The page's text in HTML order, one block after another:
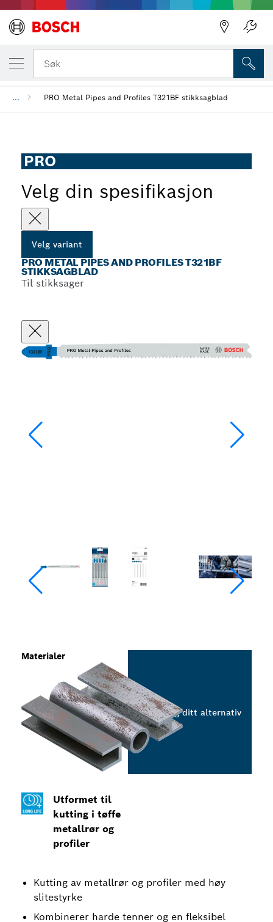
Søk
... PRO Metal Pipes and Profiles T321BF stikksagblad
PRO
Velg din spesifikasjon
Velg variant
PRO METAL PIPES AND PROFILES T321BF
STIKKSAGBLAD
Til stikksager
Utformet til
kutting i tøffe
metallrør og
profiler
Kutting av metallrør og profiler med høy
slitestyrke
Kombinerer harde tenner og en fleksibel
Materialer
Velg ditt alternativ
DIN VALGTE VARIANT
PRO Metal Pipes and Profiles T321BF